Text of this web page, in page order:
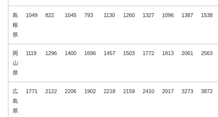
島
根
県
1049 822 1045 793 1130 1260 1327 1096 1387 1538
岡
山
県
1119 1296 1400 1696 1457 1503 1772 1813 2061 2563
広
島
県
1771 2122 2206 1902 2218 2159 2410 2017 3273 3872